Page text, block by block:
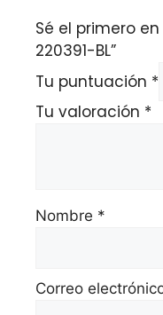
Sé el primero
220391-BL”
Tu puntuación *
Tu valoración *
Nombre *
Correo